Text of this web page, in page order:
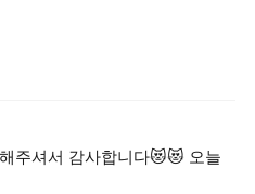
주셔서 감사합니다😻😻 오늘